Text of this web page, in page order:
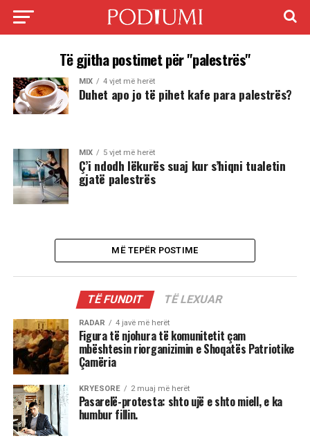
Të gjitha postimet për "palestrës"
MIX 4 vjet më herët
Duhet apo jo të pihet kafe para palestrës?
MIX 5 vjet më herët
Ç’i ndodh lëkurës suaj kur s’hiqni tualetin
gjatë palestrës
MË TEPËR POSTIME
TË FUNDIT TË LEXUAR
RADAR 4 javë më herët
Figura të njohura të komunitetit çam
mbështesin riorganizimin e Shoqatës Patriotike
Çamëria
KRYESORE 2 muaj më herët
Pasarelë-protesta: shto ujë e shto miell, e ka
humbur fillin.